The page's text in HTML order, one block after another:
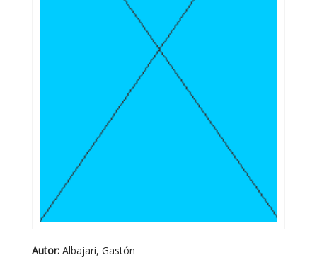
Autor: Albajari, Gastón